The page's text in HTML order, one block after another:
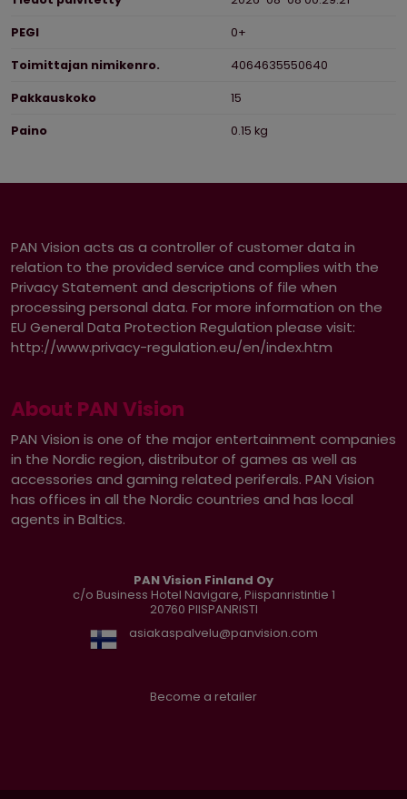
PEGI
0+
Toimittajan nimikenro.
4064635550640
Pakkauskoko
15
Paino
0.15 kg
PAN Vision acts as a controller of customer data in
relation to the provided service and complies with the
Privacy Statement and descriptions of file when
processing personal data. For more information on the
EU General Data Protection Regulation please visit:
http://www.privacy-regulation.eu/en/index.htm
About PAN Vision
PAN Vision is one of the major entertainment companies
in the Nordic region, distributor of games as well as
accessories and gaming related periferals. PAN Vision
has offices in all the Nordic countries and has local
agents in Baltics.
PAN Vision Finland Oy
c/o Business Hotel Navigare, Piispanristintie 1
20760 PIISPANRISTI
asiakaspalvelu@panvision.com
Become a retailer